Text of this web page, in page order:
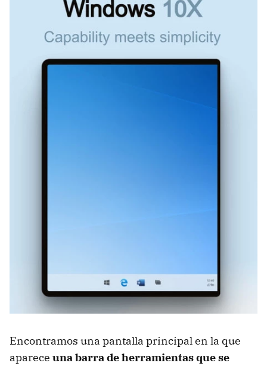
Encontramos una pantalla principal en la que
aparece una barra de herramientas que se